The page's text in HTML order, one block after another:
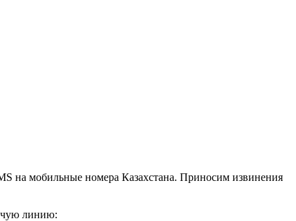
на мобильные номера Казахстана. Приносим извинения
линию: